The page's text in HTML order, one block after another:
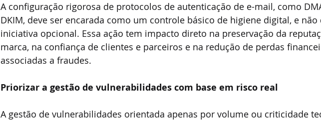
A configuração rigorosa de protocolos de autenticação de e-mail, como
DKIM, deve ser encarada como um controle básico de higiene digital, e
iniciativa opcional. Essa ação tem impacto direto na preservação da
marca, na confiança de clientes e parceiros e na redução de perdas
associadas a fraudes.
Priorizar a gestão de vulnerabilidades com base em risco real
A gestão de vulnerabilidades orientada apenas por volume ou criticidade